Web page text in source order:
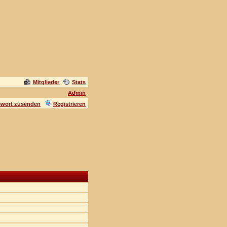
Mitglieder
Stats
Admin
zusenden Registrieren